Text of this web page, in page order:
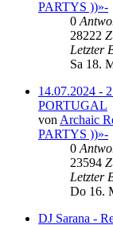
PARTYS ))»-
0
28222
Letzter
Sa 18.
14.07.2024 -
PORTUGAL
von Archaic
PARTYS ))»-
0
23594
Letzter
Do 16.
DJ Sarana -